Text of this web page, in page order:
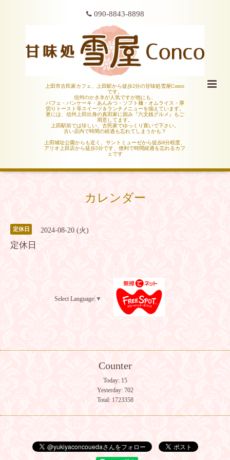
090-8843-8898
上田市古民家カフェ、上田駅から徒歩2分の甘味処雪屋Conco
です。
信州のかき氷が人気ですが他にも、
パフェ・パンケーキ・あんみつ・ソフト麺・オムライス・厚
切りトースト等スイーツ＆ランチメニューを揃えています。
更には、信州上田出身の真田家に因み『六文銭グルメ』もご
用意してます。
上田駅前では珍しい、古民家でゆっくり寛いで下さい。
古い店内で時間の経過も忘れてしまうかも？
上田城址公園からも近く、サントミューゼから徒歩8分程度、
アリオ上田店から徒歩5分です、便利で時間経過を忘れるカフ
ェです
カレンダー
定休日 2024-08-20 (火)
定休日
Select Language ▼
Counter
Today: 15
Yesterday: 702
Total: 1723358